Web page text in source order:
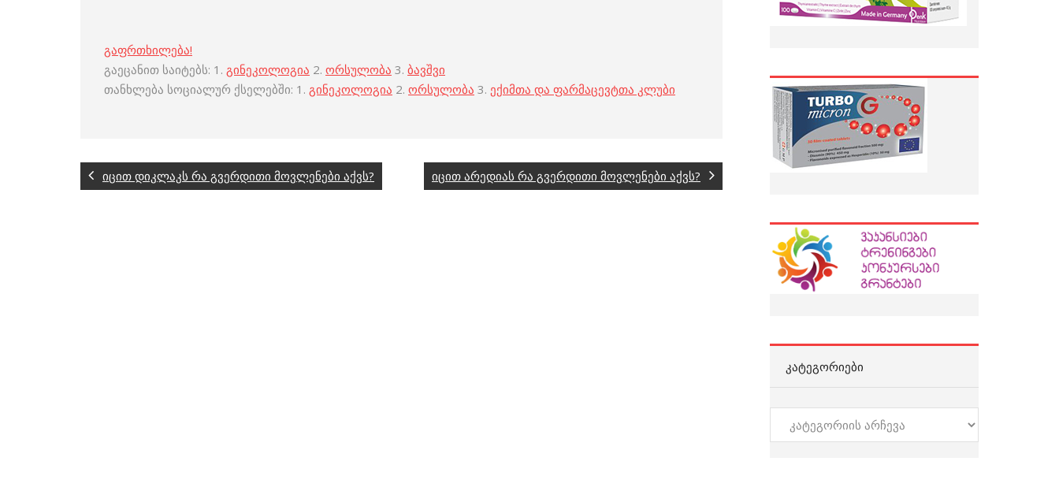
გაფრთხილება!
გაეცანით საიტებს: 1. გინეკოლოგია 2. ორსულობა 3. ბავშვი
თანხლება სოციალურ ქსელებში: 1. გინეკოლოგია 2. ორსულობა 3. ექიმთა და ფარმაცევტთა კლუბი
იცით დიკლაკს რა გვერდითი მოვლენები აქვს? იცით არედიას რა გვერდითი მოვლენები აქვს?
ᲙᲐᲢᲔᲒᲝᲠᲘᲔᲑᲘ
კატეგორიები